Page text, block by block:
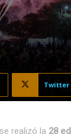
Twitter
realizó la 28